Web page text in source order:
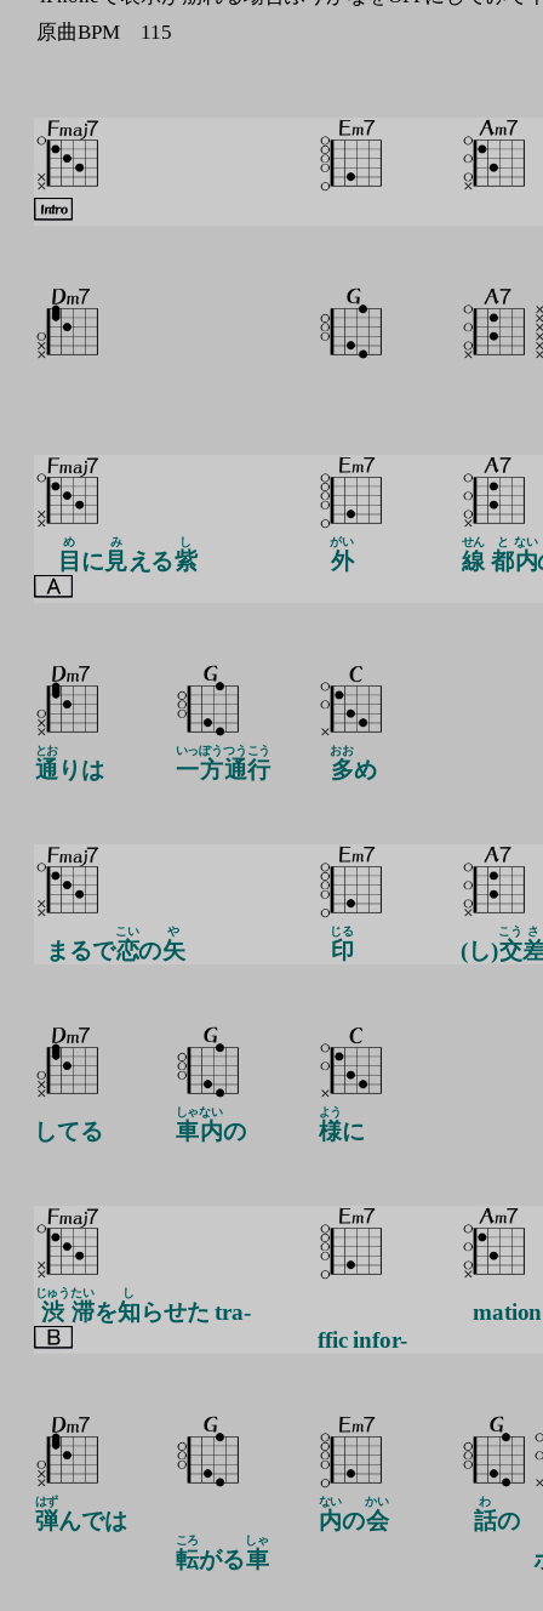
原曲BPM 115
目
め
に 見
み
える紫
し
外
がい
線
せん
都
と
内
ない
通
とお
りは 一
いっ
方
ぽう
通
つう
行
こう
多
おお
め
まるで恋
こい
の矢
や
印
じる
(し)交
こう さ
してる 車
しゃ
内
ない
の 様
よう
に
渋
じゅう
滞
たい
を知
し
らせた tra-
ffic infor-
mation
弾
はず
んでは
転
ころ
がる車
しゃ
内
ない
の会
かい
話
わ
の